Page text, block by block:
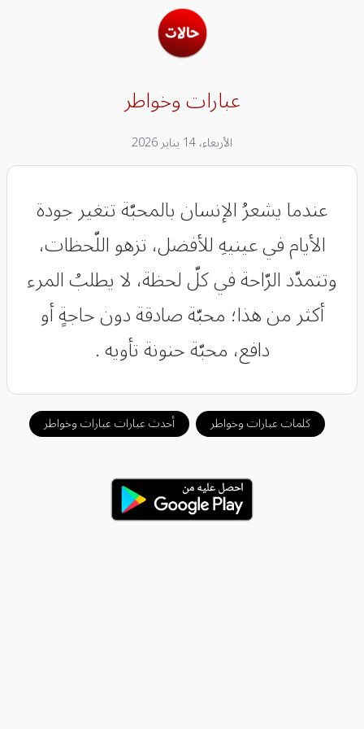
عبارات وخواطر
الأربعاء، 14 يناير 2026
عندما يشعرُ الإنسان بالمحبّة تتغير جودة
الأيام في عينيهِ للأفضل، تزهو اللّحظات،
وتتمدّد الرّاحة في كلّ لحظة، لا يطلبُ المرء
أكثر من هذا؛ محبّة صادقة دون حاجةٍ أو
دافع، محبّة حنونة تأويه .
كلمات عبارات وخواطر أحدث عبارات عبارات وخواطر